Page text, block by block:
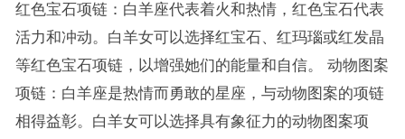
红色宝石项链：白羊座代表着火和热情，红色宝石代表
活力和冲动。白羊女可以选择红宝石、红玛瑙或红发晶
等红色宝石项链，以增强她们的能量和自信。 动物图案
项链：白羊座是热情而勇敢的星座，与动物图案的项链
相得益彰。白羊女可以选择具有象征力的动物图案项